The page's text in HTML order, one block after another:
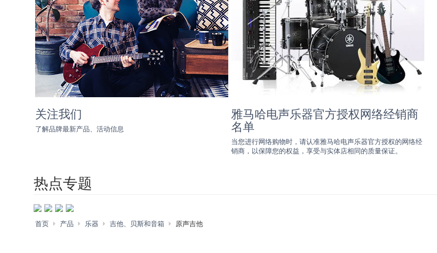
关注我们
了解品牌最新产品、活动信息
雅马哈电声乐器官方授权网络经销商
名单
当您进行网络购物时，请认准雅马哈电声乐器官方授权的网络经
销商，以保障您的权益，享受与实体店相同的质量保证。
热点专题
首页 产品 乐器 吉他、贝斯和音箱 原声吉他